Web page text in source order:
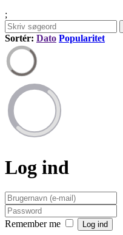
;
Sortér: Dato Popularitet
Log ind
Remember me